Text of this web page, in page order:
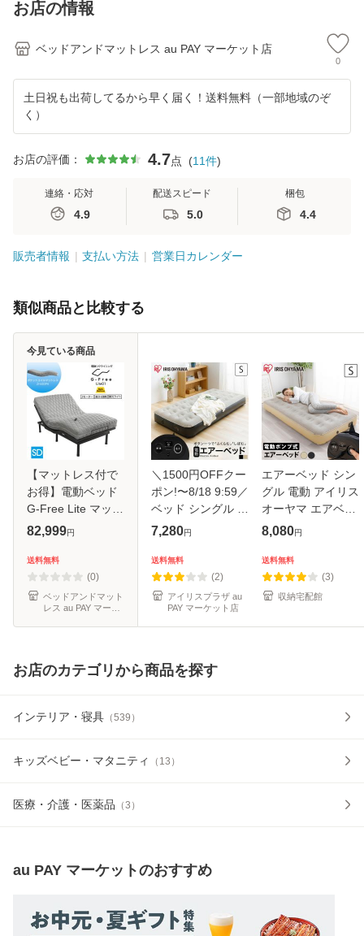
お店の情報
ベッドアンドマットレス au PAY マーケット店
0
土日祝も出荷してるから早く届く！送料無料（一部地域のぞ
く）
お店の評価： 4.7点 (11件)
連絡・応対
4.9
配送スピード
5.0
梱包
4.4
販売者情報 支払い方法 営業日カレンダー
類似商品と比較する
【マットレス付で
お得】電動ベッド
G-Free Lite マット
レス付き セミダブ
トコイル アジャス
タブルベッド
82,999円
送料無料
(0)
ベッドアンドマット
レス au PAY マーケ
今見ている商品
＼1500円OFFクー
ポン!〜8/18 9:59／
ベッド シングル 電
動エアーベッド
スオーヤマ 全2色
電動ベッド 電動 ベ
ッド エア
7,280円
送料無料
(2)
アイリスプラザ au
PAY マーケット店
エアーベッド シン
グル 電動 アイリス
オーヤマ エアベッ
ド ベッド マットレ
ド 来客用 キャンプ
用 アウトドア 車中
泊 防
8,080円
送料無料
(3)
収納宅配館
お店のカテゴリから商品を探す
インテリア・寝具 （539 ）
キッズベビー・マタニティ （ 13 ）
医療・介護・医薬品 （3 ）
au PAY マーケットのおすすめ